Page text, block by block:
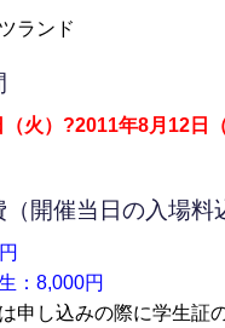
ランド
火）?2011年8月12日
開催当日の入場料
：8,000円
申し込みの際に学生証